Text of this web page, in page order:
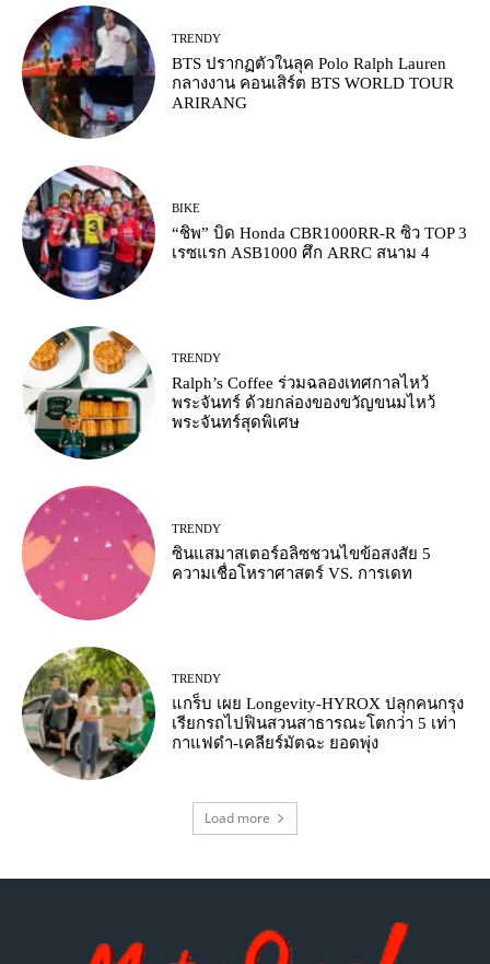
TRENDY
BTS ปรากฏตัวในลุค Polo Ralph Lauren
กลางงาน คอนเสิร์ต BTS WORLD TOUR
ARIRANG
BIKE
“ชิพ” บิด Honda CBR1000RR-R ซิว TOP 3
เรซแรก ASB1000 ศึก ARRC สนาม 4
TRENDY
Ralph’s Coffee ร่วมฉลองเทศกาลไหว้
พระจันทร์ ด้วยกล่องของขวัญขนมไหว้
พระจันทร์สุดพิเศษ
TRENDY
ซินแสมาสเตอร์อลิซชวนไขข้อสงสัย 5
ความเชื่อโหราศาสตร์ VS. การเดท
TRENDY
แกร็บ เผย Longevity-HYROX ปลุกคนกรุง
เรียกรถไปฟินสวนสาธารณะโตกว่า 5 เท่า
กาแฟดำ-เคลียร์มัตฉะ ยอดพุ่ง
Load more